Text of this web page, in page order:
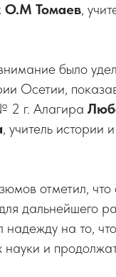
О.М Томаев,
было
Осетии,
г. Алагира
, учитель
отметил,
дальнейшего
на то,
и